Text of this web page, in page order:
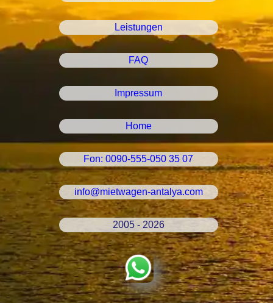
Leistungen
FAQ
Impressum
Home
Fon: 0090-555-050 35 07
info@mietwagen-antalya.com
2005 - 2026